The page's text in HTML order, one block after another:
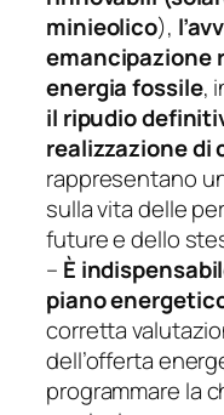
minieolico),
emancipazione
energia fossile,
il ripudio
realizzazione
rappresentano
sulla vita delle
future e dello
– È
piano
corretta
dell’offerta
programmare la